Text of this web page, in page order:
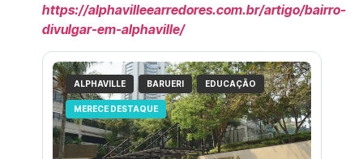
https://alphavilleearredores.com.br/artigo/bairro-
divulgar-em-alphaville/
ALPHAVILLE BARUERI EDUCAÇÃO
MERECE DESTAQUE